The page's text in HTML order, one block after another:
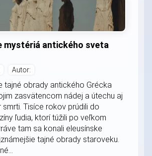
mystériá antického sveta
Autor:
tajné obrady antického Grécka
zasvätencom nádej a útechu aj
Tisíce rokov prúdili do
ľudia, ktorí túžili po veľkom
tam sa konali eleusínske
tajné obrady staroveku.